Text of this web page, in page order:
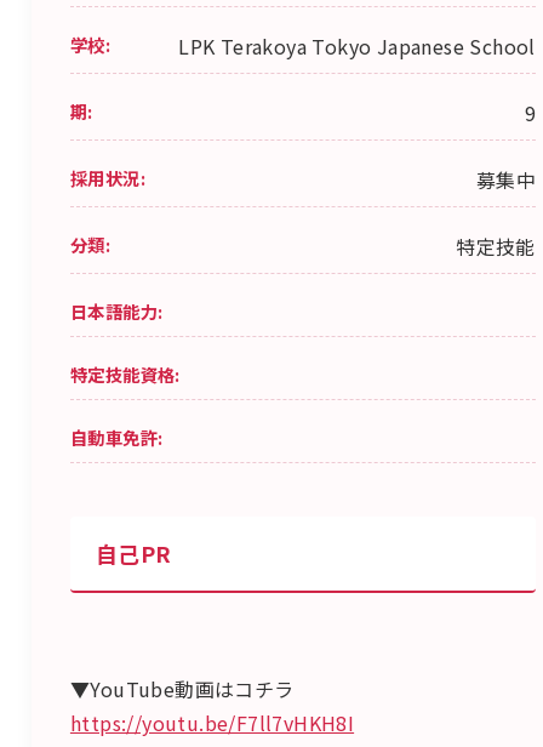
学校: LPK Terakoya Tokyo Japanese School
期: 9
採用状況: 募集中
分類: 特定技能
日本語能力:
特定技能資格:
自動車免許:
自己PR
▼YouTube動画はコチラ
https://youtu.be/F7ll7vHKH8I